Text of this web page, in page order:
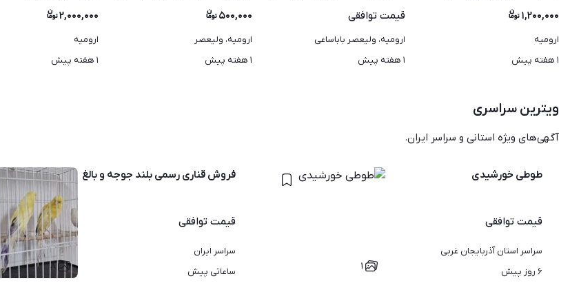
۱,۲۰۰,۰۰۰
ارومیه
۱ هفته پیش
قیمت توافقی
ارومیه، ولیعصر باباساعی
۱ هفته پیش
۵۰۰,۰۰۰
ارومیه، ولیعصر
۱ هفته پیش
۲,۰۰۰,۰۰۰
ارومیه
۱ هفته پیش
ویترین سراسری
آگهی‌های ویژه استانی و سراسر ایران.
۱
طوطی خورشیدی
قیمت توافقی
سراسر استان آذربایجان غربی
۶ روز پیش
۸
فروش قناری رسمی بلند جوجه و بالغ
قیمت توافقی
سراسر ایران
ساعاتی پیش